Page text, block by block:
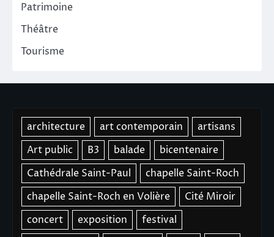
Patrimoine
Théâtre
Tourisme